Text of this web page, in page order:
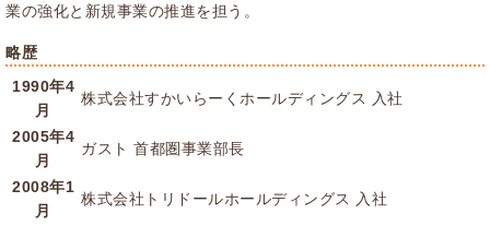
業の強化と新規事業の推進を担う。
略歴
1990年4
月
株式会社すかいらーくホールディングス 入社
2005年4
月
ガスト 首都圏事業部長
2008年1
月
株式会社トリドールホールディングス 入社